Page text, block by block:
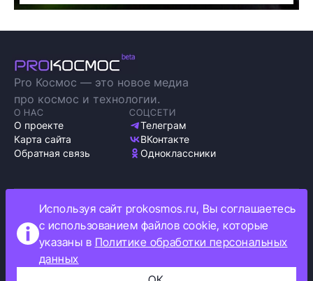
Pro Космос — это новое медиа
про космос и технологии.
О НАС
О проекте
Карта сайта
Обратная связь
СОЦСЕТИ
Телеграм
ВКонтакте
Одноклассники
Политика обработки персональных данных
Как мы используем cookie
Информация об ограничениях
Используя сайт prokosmos.ru, Вы соглашаетесь
с использованием файлов cookie, которые
указаны в Политике обработки персональных
данных